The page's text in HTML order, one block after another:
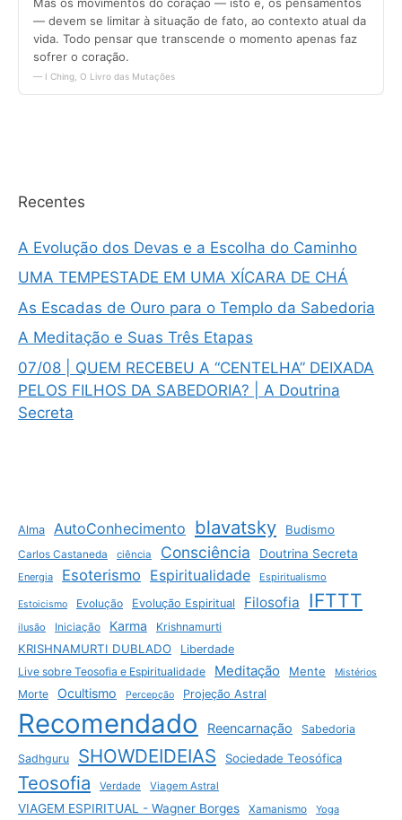
Recentes
A Evolução dos Devas e a Escolha do Caminho
UMA TEMPESTADE EM UMA XÍCARA DE CHÁ
As Escadas de Ouro para o Templo da Sabedoria
A Meditação e Suas Três Etapas
07/08 | QUEM RECEBEU A “CENTELHA” DEIXADA
PELOS FILHOS DA SABEDORIA? | A Doutrina
Secreta
Alma AutoConhecimento blavatsky Budismo
Carlos Castaneda ciência Consciência Doutrina Secreta
Energia Esoterismo Espiritualidade Espiritualismo
Estoicismo Evolução Evolução Espiritual Filosofia IFTTT
ilusão Iniciação Karma Krishnamurti
KRISHNAMURTI DUBLADO
Liberdade
Live sobre Teosofia e Espiritualidade
Meditação Mente Mistérios
Morte Ocultismo Percepção Projeção Astral
Recomendado Reencarnação Sabedoria
Sadhguru SHOWDEIDEIAS Sociedade Teosófica
Teosofia Verdade Viagem Astral
VIAGEM ESPIRITUAL - Wagner Borges Xamanismo Yoga